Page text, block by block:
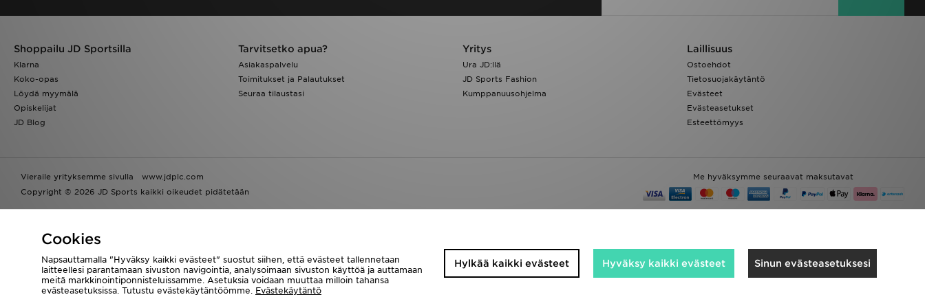
Shoppailu JD Sportsilla
Klarna
Koko-opas
Löydä myymälä
Opiskelijat
JD Blog
Tarvitsetko apua?
Asiakaspalvelu
Toimitukset ja Palautukset
Seuraa tilaustasi
Yritys
Ura JD:llä
JD Sports Fashion
Kumppanuusohjelma
Laillisuus
Ostoehdot
Tietosuojakäytäntö
Evästeet
Evästeasetukset
Esteettömyys
Me hyväksymme seuraavat maksutavat
Vieraile yrityksemme sivulla
www.jdplc.com
Copyright © 2026 JD Sports kaikki oikeudet pidätetään
Cookies
Napsauttamalla "Hyväksy kaikki evästeet" suostut siihen, että evästeet tallennetaan
laitteellesi parantamaan sivuston navigointia, analysoimaan sivuston käyttöä ja auttamaan
meitä markkinointiponnisteluissamme. Asetuksia voidaan muuttaa milloin tahansa
evästeasetuksissa. Tutustu evästekäytäntöömme. Evästekäytäntö
Sinun evästeasetuksesi
Hyväksy kaikki evästeet
Hylkää kaikki evästeet